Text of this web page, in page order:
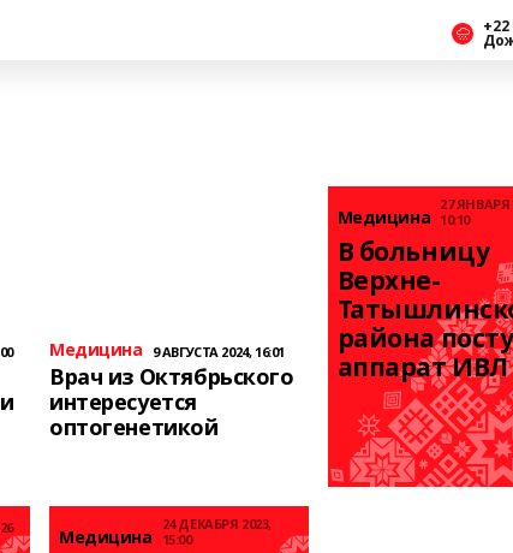
+22
Медицина 9 АВГУСТА 2024, 16:01
Врач из Октябрьского
интересуется
оптогенетикой
Медицина
27 ЯНВАРЯ
10:10
В больницу
Верхне-
района
аппарат ИВЛ
Медицина
24 ДЕКАБРЯ 2023,
15:00